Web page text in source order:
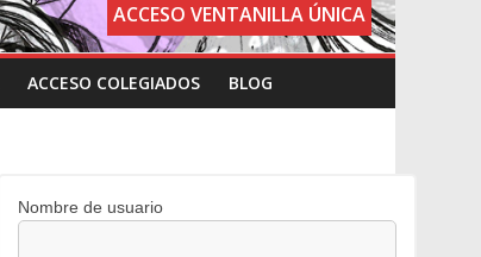
ACCESO VENTANILLA ÚNICA
ACCESO COLEGIADOS BLOG
Nombre de usuario